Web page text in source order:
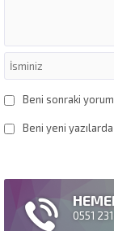
Beni sonraki
Beni yeni
0551